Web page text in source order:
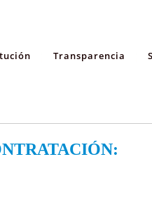
Transparencia